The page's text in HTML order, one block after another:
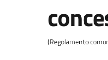
(Regolamento